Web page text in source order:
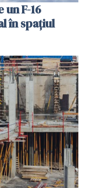
F-16
în spațiul